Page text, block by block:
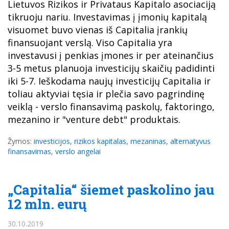
Lietuvos Rizikos ir Privataus Kapitalo asociaciją
tikruoju nariu. Investavimas į įmonių kapitalą
visuomet buvo vienas iš Capitalia įrankių
finansuojant verslą. Viso Capitalia yra
investavusi į penkias įmones ir per ateinančius
3-5 metus planuoja investicijų skaičių padidinti
iki 5-7. Ieškodama naujų investicijų Capitalia ir
toliau aktyviai tęsia ir plečia savo pagrindinę
veiklą - verslo finansavimą paskolų, faktoringo,
mezanino ir "venture debt" produktais.
Žymos: investicijos, rizikos kapitalas, mezaninas, alternatyvus
finansavimas, verslo angelai
„Capitalia“ šiemet paskolino jau
12 mln. eurų
30.10.2019